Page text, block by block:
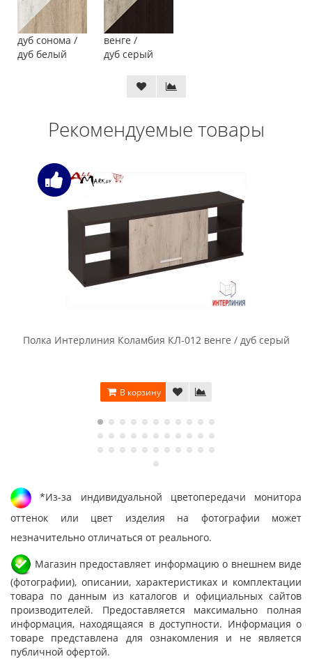
дуб сонома /
дуб белый
венге /
дуб серый
Рекомендуемые товары
Полка Интерлиния Коламбия КЛ-012 венге / дуб серый
В корзину
*Из-за индивидуальной цветопередачи монитора
оттенок или цвет изделия на фотографии может
незначительно отличаться от реального.
Магазин предоставляет информацию о внешнем виде
(фотографии), описании, характеристиках и комплектации
товара по данным из каталогов и официальных сайтов
производителей. Предоставляется максимально полная
информация, находящаяся в доступности. Информация о
товаре представлена для ознакомления и не является
публичной офертой.